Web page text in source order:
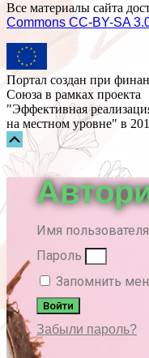
Все материалы сайта
Commons СС-BY-SA
Портал создан при
Союза в рамках проекта
"Эффективная
на местном уровне" в
Прокрутка
вверх
Имя
Пароль
Запомнить
Войти
Забыли пароль?